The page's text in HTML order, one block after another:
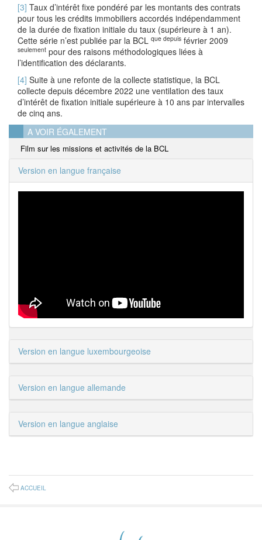
[3] Taux d’intérêt fixe pondéré par les montants des contrats
pour tous les crédits immobiliers accordés indépendamment
de la durée de fixation initiale du taux (supérieure à 1 an).
Cette série n’est publiée par la BCL que depuis février 2009
seulement pour des raisons méthodologiques liées à
l’identification des déclarants.
[4] Suite à une refonte de la collecte statistique, la BCL
collecte depuis décembre 2022 une ventilation des taux
d’intérêt de fixation initiale supérieure à 10 ans par intervalles
de cinq ans.
A VOIR ÉGALEMENT
Film sur les missions et activités de la BCL
Version en langue française
Version en langue luxembourgeoise
Version en langue allemande
Version en langue anglaise
ACCUEIL